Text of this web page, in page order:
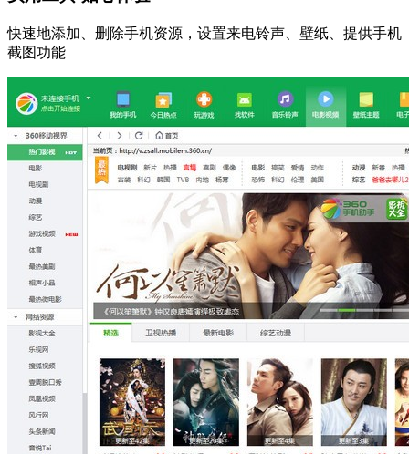
快速地添加、删除手机资源，设置来电铃声、壁纸、提供手机
截图功能